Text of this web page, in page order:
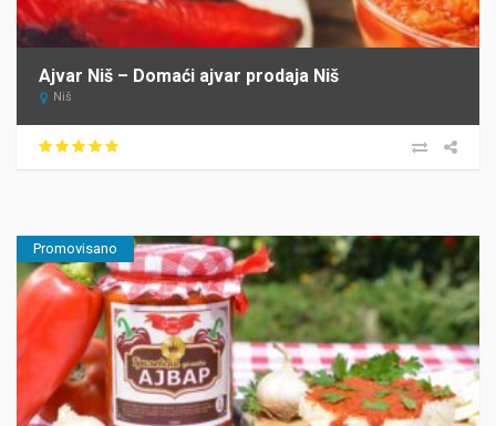
Ajvar Niš – Domaći ajvar prodaja Niš
Niš
Promovisano